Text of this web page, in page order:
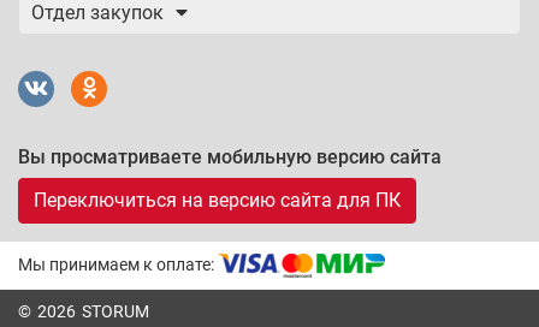
Отдел закупок
Вы просматриваете мобильную версию сайта
Переключиться на версию сайта для ПК
Мы принимаем к оплате:
© 2026 STORUM